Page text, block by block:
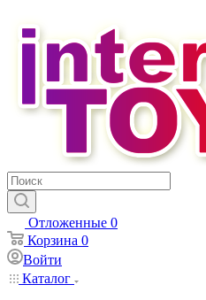
Отложенные 0
Корзина 0
Войти
Каталог